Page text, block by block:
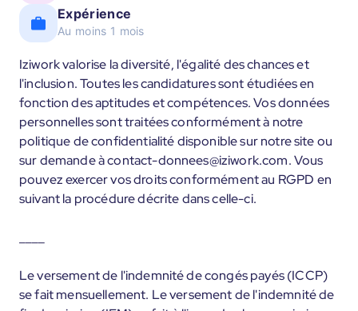
Expérience
Au moins 1 mois
Iziwork valorise la diversité, l'égalité des chances et
l'inclusion. Toutes les candidatures sont étudiées en
fonction des aptitudes et compétences. Vos données
personnelles sont traitées conformément à notre
politique de confidentialité disponible sur notre site ou
sur demande à contact-donnees@iziwork.com. Vous
pouvez exercer vos droits conformément au RGPD en
suivant la procédure décrite dans celle-ci.
Le versement de l'indemnité de congés payés (ICCP)
se fait mensuellement. Le versement de l'indemnité de